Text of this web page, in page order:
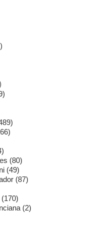
(80)
(49)
(87)
(2)